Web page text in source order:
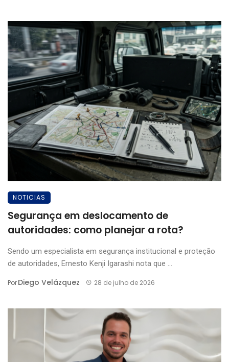
NOTICIAS
Segurança em deslocamento de
autoridades: como planejar a rota?
Sendo um especialista em segurança institucional e proteção
de autoridades, Ernesto Kenji Igarashi nota que ...
PorDiego Velázquez 28 de julho de 2026